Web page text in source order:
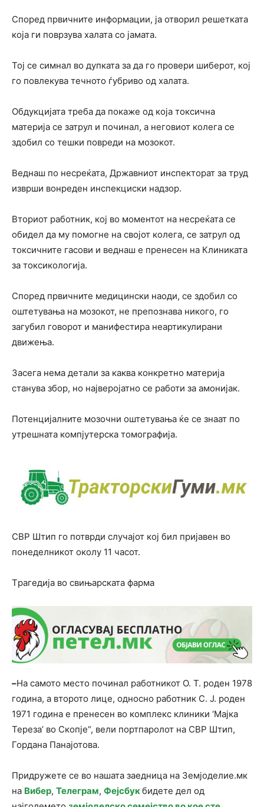
Според првичните информации, ја отворил решетката
која ги поврзува халата со јамата.
Тој се симнал во дупката за да го провери шиберот, кој
го повлекува течното ѓубриво од халата.
Обдукцијата треба да покаже од која токсична
материја се затрул и починал, а неговиот колега се
здобил со тешки повреди на мозокот.
Веднаш по несреќата, Државниот инспекторат за труд
изврши вонреден инспекциски надзор.
Вториот работник, кој во моментот на несреќата се
обидел да му помогне на својот колега, се затрул од
токсичните гасови и веднаш е пренесен на Клиниката
за токсикологија.
Според првичните медицински наоди, се здобил со
оштетувања на мозокот, не препознава никого, го
загубил говорот и манифестира неартикулирани
движења.
Засега нема детали за каква конкретно материја
станува збор, но најверојатно се работи за амонијак.
Потенцијалните мозочни оштетувања ќе се знаат по
утрешната компјутерска томографија.
СВР Штип го потврди случајот кој бил пријавен во
понеделникот околу 11 часот.
Tрагедија во свињарската фарма
–На самото место починал работникот О. Т. роден 1978
година, а второто лице, односно работник С. Ј. роден
1971 година е пренесен во комплекс клиники ‘Мајка
Тереза’ во Скопје“, вели портпаролот на СВР Штип,
Гордана Панајотова.
Придружете се во нашата заедница на Земјоделие.мк
на Вибер, Телеграм, Фејсбукбидете дел од